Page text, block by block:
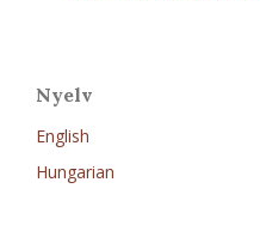
Nyelv
English
Hungarian